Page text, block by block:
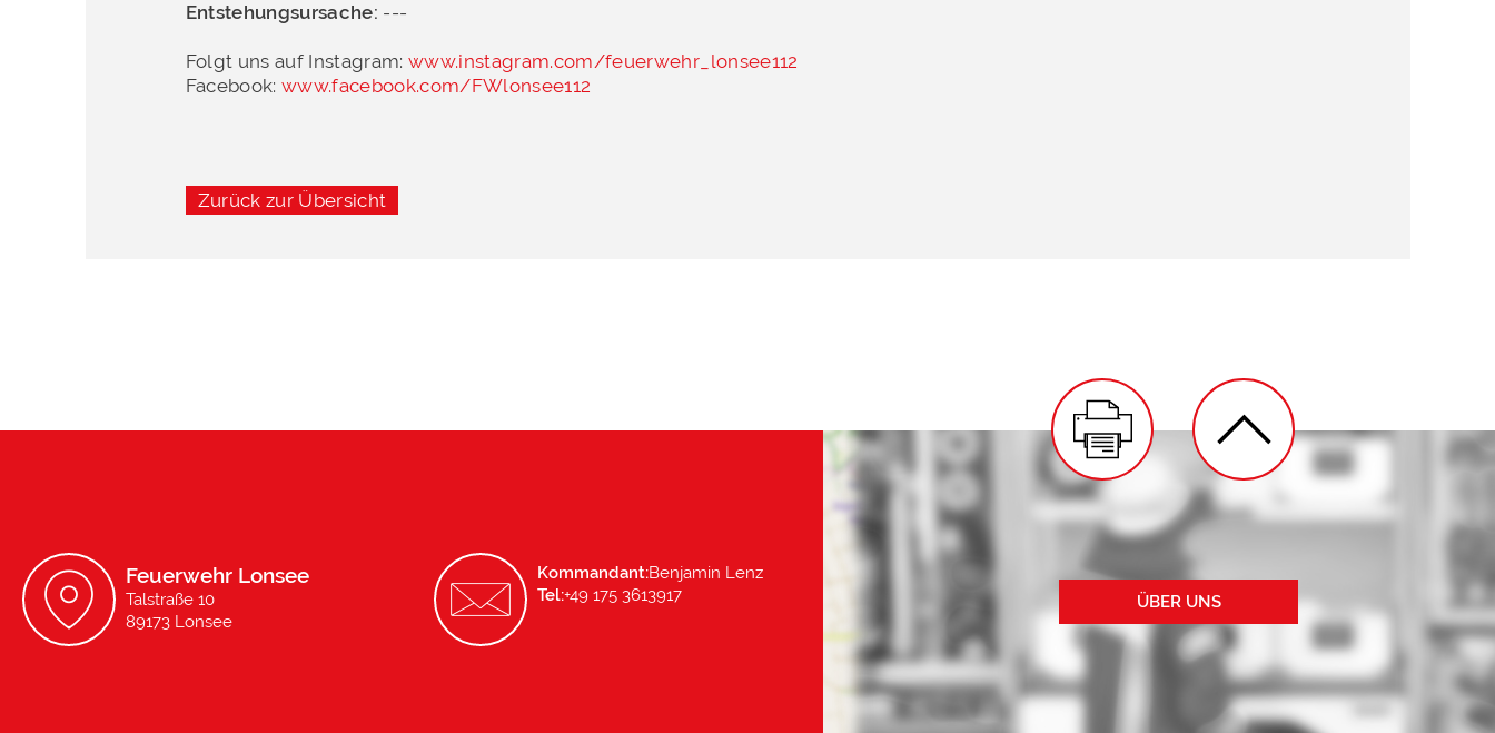
Entstehungsursache: ---
Folgt uns auf Instagram: www.instagram.com/feuerwehr_lonsee112
Facebook: www.facebook.com/FWlonsee112
Zurück zur Übersicht
Feuerwehr Lonsee
Talstraße 10
89173 Lonsee
Kommandant:Benjamin Lenz
Tel:+49 175 3613917 ÜBER UNS